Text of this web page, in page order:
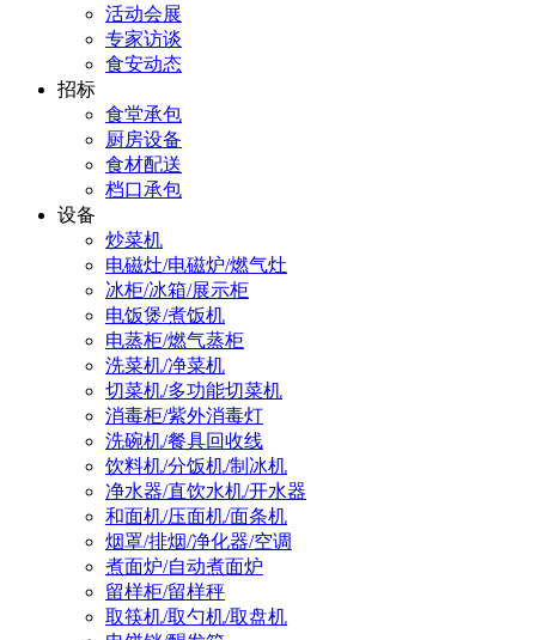
活动会展
专家访谈
食安动态
招标
食堂承包
厨房设备
食材配送
档口承包
设备
炒菜机
电磁灶/电磁炉/燃气灶
冰柜/冰箱/展示柜
电饭煲/煮饭机
电蒸柜/燃气蒸柜
洗菜机/净菜机
切菜机/多功能切菜机
消毒柜/紫外消毒灯
洗碗机/餐具回收线
饮料机/分饭机/制冰机
净水器/直饮水机/开水器
和面机/压面机/面条机
烟罩/排烟/净化器/空调
煮面炉/自动煮面炉
留样柜/留样秤
取筷机/取勺机/取盘机